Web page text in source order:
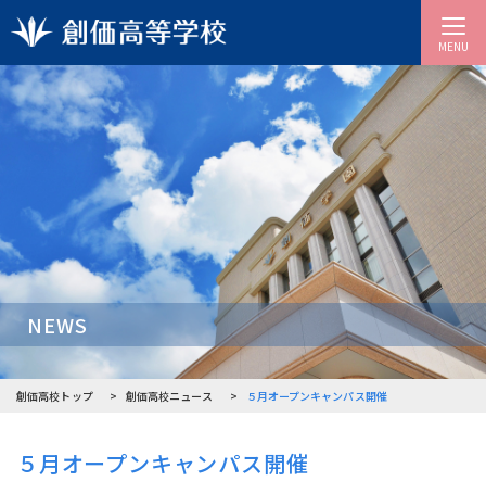
MENU
NEWS
創価高校トップ 創価高校ニュース ５月オープンキャンパス開催
５月オープンキャンパス開催